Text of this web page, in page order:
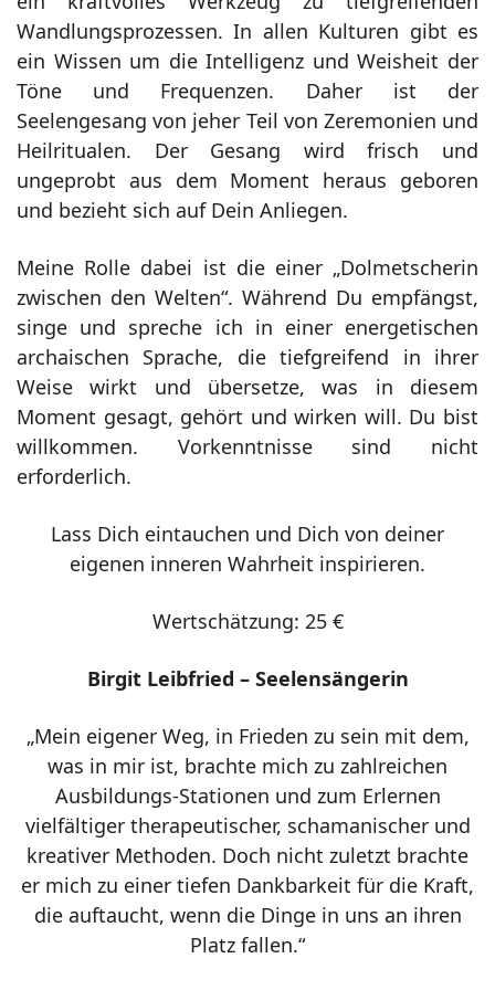
Wandlungsprozessen. In allen Kulturen gibt es
ein Wissen um die Intelligenz und Weisheit der
Töne und Frequenzen. Daher ist der
Seelengesang von jeher Teil von Zeremonien und
Heilritualen. Der Gesang wird frisch und
ungeprobt aus dem Moment heraus geboren
und bezieht sich auf Dein Anliegen.
Meine Rolle dabei ist die einer „Dolmetscherin
zwischen den Welten“. Während Du empfängst,
singe und spreche ich in einer energetischen
archaischen Sprache, die tiefgreifend in ihrer
Weise wirkt und übersetze, was in diesem
Moment gesagt, gehört und wirken will. Du bist
willkommen. Vorkenntnisse sind nicht
erforderlich.
Lass Dich eintauchen und Dich von deiner
eigenen inneren Wahrheit inspirieren.
Wertschätzung: 25 €
Birgit Leibfried – Seelensängerin
„Mein eigener Weg, in Frieden zu sein mit dem,
was in mir ist, brachte mich zu zahlreichen
Ausbildungs-Stationen und zum Erlernen
vielfältiger therapeutischer, schamanischer und
kreativer Methoden. Doch nicht zuletzt brachte
er mich zu einer tiefen Dankbarkeit für die Kraft,
die auftaucht, wenn die Dinge in uns an ihren
Platz fallen.“